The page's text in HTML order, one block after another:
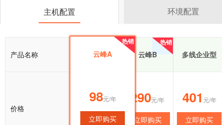
主机配置 环境配置
产品名称
热销
云峰A
热销
云峰B 多线企业型
价格
98元/年
立即购买
290元/年
立即购买
401 元/年
立即购买
热销
云峰A
98元/年
立即购买